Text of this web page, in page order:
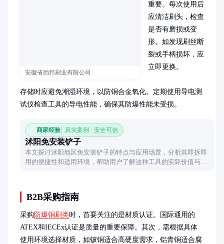
安徽省劲邦刷业有限公司
重要。每次使用后
应清洁刷头，检查
是否有磨损或变
形。如发现刷丝断
裂或手柄损坏，应
立即更换。
存储时应避免潮湿环境，以防铜合金氧化。定期使用导电测
试仪检查工具的导电性能，确保其防爆性能未受损。
商家经验 真实案例 · 安全可信
沭阳免安装铲子
本文探讨沭阳地区免安装铲子的特点与应用场景，分析其即拆即
用的便捷性和适用环境，帮助用户了解这种工具的实际价值与选
B2B采购指南
采购 防爆铜刷类时，首要关注的是材质认证。国际通用的
ATEX和IECEx认证是质量的重要保障。其次，需根据具体
使用环境选择材质，如铍铜适合高硬度需求，铝青铜适合腐